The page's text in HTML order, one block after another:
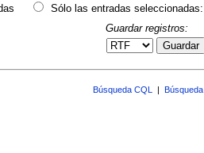
Sólo las entradas seleccionadas:
Guardar registros:
Guardar
Búsqueda CQL